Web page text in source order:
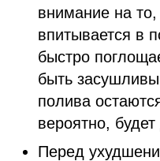
внимание на
впитывается в
быстро
быть
полива
вероятно,
Перед